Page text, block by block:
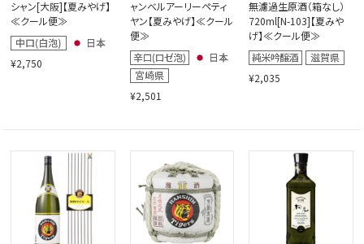
シャン[大阪]【夏みやげ】
≪クール便≫
¥2,750
ャンベルアーリーペティ
ヤン【夏みやげ】≪クール
便≫
¥2,501
無濾過生原酒（箱なし）
720ml[N-103]【夏みや
げ】≪クール便≫
¥2,035